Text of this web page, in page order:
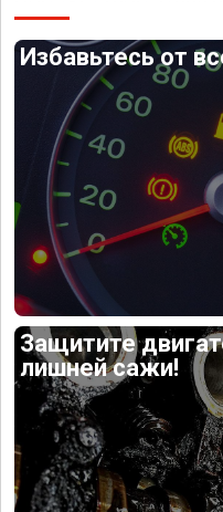
Избавьтесь от
Защитите
лишней сажи!